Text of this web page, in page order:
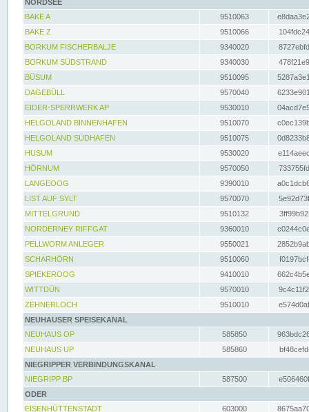
NORDSEE
BAKE A
9510063
BAKE Z
9510066
BORKUM FISCHERBALJE
9340020
BORKUM SÜDSTRAND
9340030
BÜSUM
9510095
DAGEBÜLL
9570040
EIDER-SPERRWERK AP
9530010
HELGOLAND BINNENHAFEN
9510070
HELGOLAND SÜDHAFEN
9510075
HUSUM
9530020
HÖRNUM
9570050
LANGEOOG
9390010
LIST AUF SYLT
9570070
MITTELGRUND
9510132
NORDERNEY RIFFGAT
9360010
PELLWORM ANLEGER
9550021
SCHARHÖRN
9510060
SPIEKEROOG
9410010
WITTDÜN
9570010
ZEHNERLOCH
9510010
NEUHAUSER SPEISEKANAL
NEUHAUS OP
585850
NEUHAUS UP
585860
NIEGRIPPER VERBINDUNGSKANAL
NIEGRIPP BP
587500
ODER
EISENHÜTTENSTADT
603000